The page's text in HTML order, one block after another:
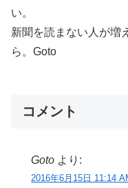
い。
新聞を読まない人が増
ら。Goto
コメント
Goto より:
2016年6月15日 11:14